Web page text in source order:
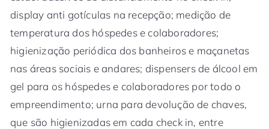
display anti gotículas na recepção; medição de
temperatura dos hóspedes e colaboradores;
higienização periódica dos banheiros e maçanetas
nas áreas sociais e andares; dispensers de álcool em
gel para os hóspedes e colaboradores por todo o
empreendimento; urna para devolução de chaves,
que são higienizadas em cada check in, entre